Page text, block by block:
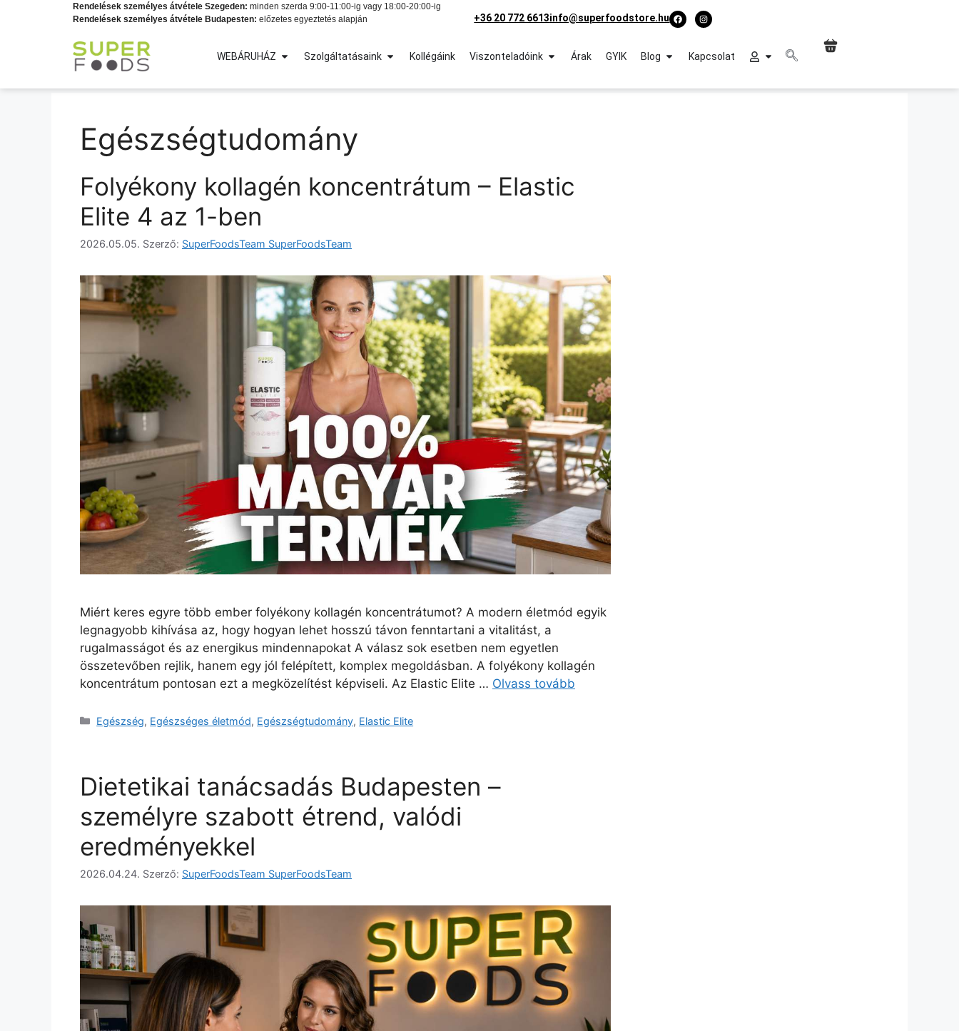
Rendelések személyes átvétele Szegeden: minden szerda 9:00-11:00-ig vagy 18:00-20:00-ig
Rendelések személyes átvétele Budapesten: előzetes egyeztetés alapján +36 20 772 6613info@superfoodstore.hu
WEBÁRUHÁZ Szolgáltatásaink Kollégáink Viszonteladóink Árak GYIK Blog Kapcsolat
Egészségtudomány
Folyékony kollagén koncentrátum – Elastic
Elite 4 az 1-ben
2026.05.05. Szerző: SuperFoodsTeam SuperFoodsTeam
Miért keres egyre több ember folyékony kollagén koncentrátumot? A modern életmód egyik
legnagyobb kihívása az, hogy hogyan lehet hosszú távon fenntartani a vitalitást, a
rugalmasságot és az energikus mindennapokat A válasz sok esetben nem egyetlen
összetevőben rejlik, hanem egy jól felépített, komplex megoldásban. A folyékony kollagén
koncentrátum pontosan ezt a megközelítést képviseli. Az Elastic Elite … Olvass tovább
Egészség, Egészséges életmód, Egészségtudomány, Elastic Elite
Dietetikai tanácsadás Budapesten –
személyre szabott étrend, valódi
eredményekkel
2026.04.24. Szerző: SuperFoodsTeam SuperFoodsTeam